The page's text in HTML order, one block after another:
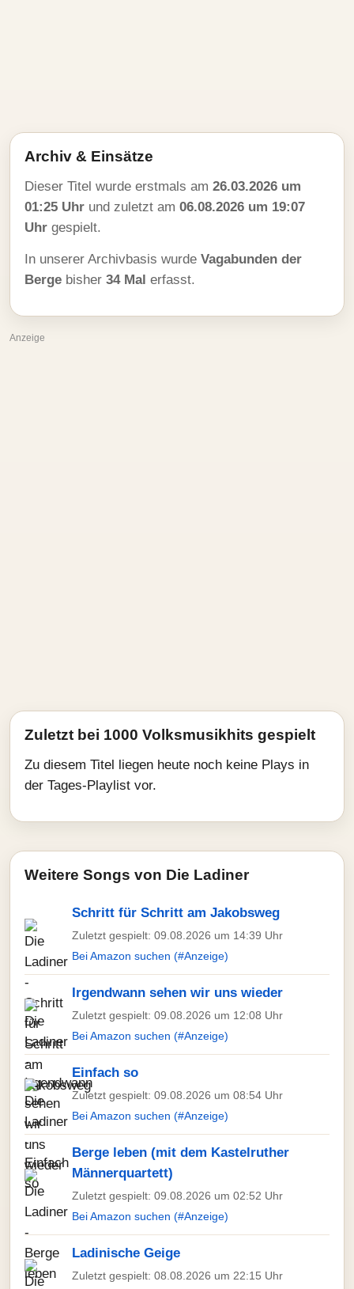
Archiv & Einsätze
Dieser Titel wurde erstmals am 26.03.2026 um
01:25 Uhr und zuletzt am 06.08.2026 um 19:07
Uhr gespielt.
In unserer Archivbasis wurde Vagabunden der
Berge bisher 34 Mal erfasst.
Anzeige
Zuletzt bei 1000 Volksmusikhits gespielt
Zu diesem Titel liegen heute noch keine Plays in
der Tages-Playlist vor.
Weitere Songs von Die Ladiner
Schritt für Schritt am Jakobsweg
Zuletzt gespielt: 09.08.2026 um 14:39 Uhr
Bei Amazon suchen (#Anzeige)
Irgendwann sehen wir uns wieder
Zuletzt gespielt: 09.08.2026 um 12:08 Uhr
Bei Amazon suchen (#Anzeige)
Einfach so
Zuletzt gespielt: 09.08.2026 um 08:54 Uhr
Bei Amazon suchen (#Anzeige)
Berge leben (mit dem Kastelruther
Männerquartett)
Zuletzt gespielt: 09.08.2026 um 02:52 Uhr
Bei Amazon suchen (#Anzeige)
Ladinische Geige
Zuletzt gespielt: 08.08.2026 um 22:15 Uhr